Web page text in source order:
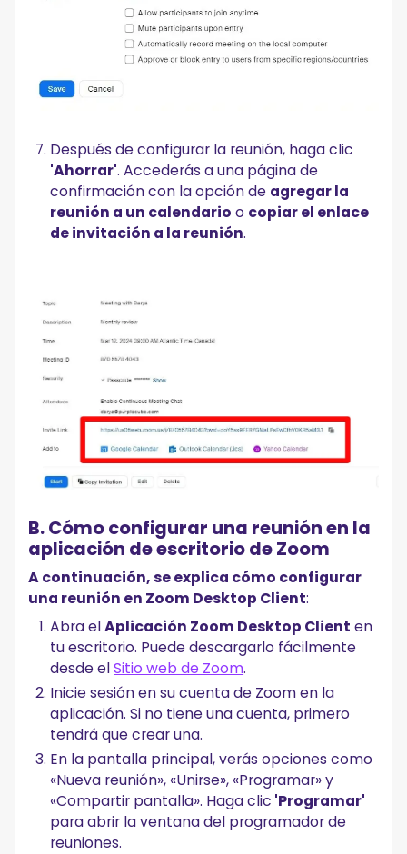
Después de configurar la reunión, haga clic
'Ahorrar'. Accederás a una página de
confirmación con la opción de agregar la
reunión a un calendario o copiar el enlace
de invitación a la reunión.
B. Cómo configurar una reunión en la
aplicación de escritorio de Zoom
A continuación, se explica cómo configurar
una reunión en Zoom Desktop Client:
Abra elAplicación Zoom Desktop Client en
tu escritorio. Puede descargarlo fácilmente
desde elSitio web de Zoom.
Inicie sesión en su cuenta de Zoom en la
aplicación. Si no tiene una cuenta, primero
tendrá que crear una.
En la pantalla principal, verás opciones como
«Nueva reunión», «Unirse», «Programar» y
«Compartir pantalla». Haga clic 'Programar'
para abrir la ventana del programador de
reuniones.